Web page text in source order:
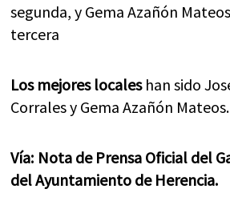
segunda, y Gema Azañón
tercera
Los mejores localeshan sido
Corrales y Gema Azañón Mateos.
Vía: Nota de Prensa Oficial del
del Ayuntamiento de Herencia.